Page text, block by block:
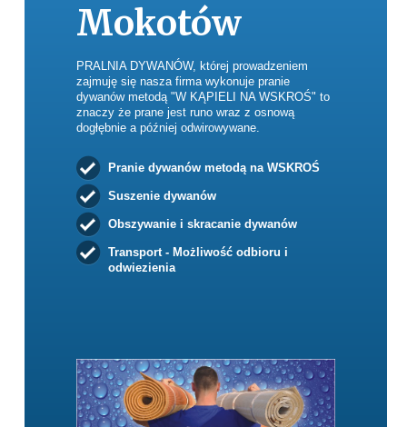
Mokotów
PRALNIA DYWANÓW, której prowadzeniem
zajmuję się nasza firma wykonuje pranie
dywanów metodą "W KĄPIELI NA WSKROŚ" to
znaczy że prane jest runo wraz z osnową
dogłębnie a później odwirowywane.
Pranie dywanów metodą na WSKROŚ
Suszenie dywanów
Obszywanie i skracanie dywanów
Transport - Możliwość odbioru i
odwiezienia